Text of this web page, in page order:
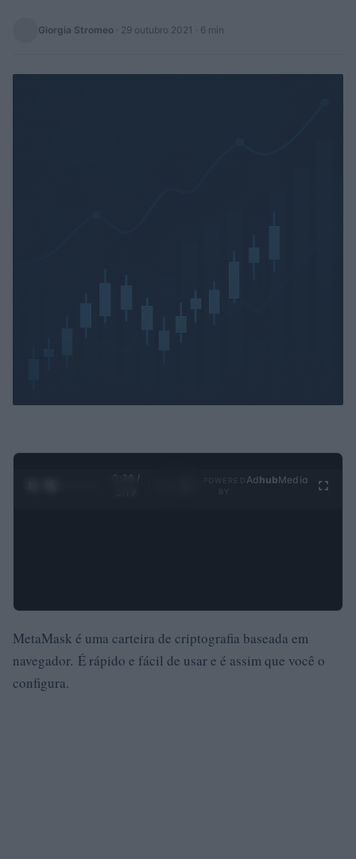
Giorgia Stromeo · 29 outubro 2021 · 6 min
0:29 /
Ad hubMedia
MetaMask é uma carteira de criptografia baseada em
navegador. É rápido e fácil de usar e é assim que você o
configura.